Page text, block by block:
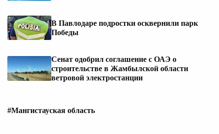
В Павлодаре подростки осквернили парк
Победы
Сенат одобрил соглашение с ОАЭ о
строительстве в Жамбылской области
ветровой электростанции
#Мангистауская область